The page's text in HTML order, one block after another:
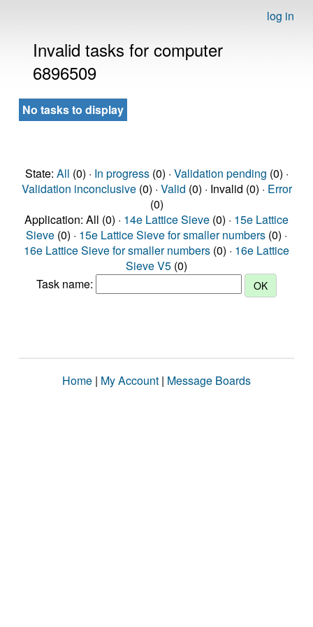
log in
Invalid tasks for computer
6896509
No tasks to display
State: All (0) · In progress(0) · Validation pending (0) ·
Validation inconclusive(0) · Valid (0) · Invalid (0) · Error
(0)
Application: All (0) · 14e Lattice Sieve (0) · 15e Lattice
Sieve (0) · 15e Lattice Sieve for smaller numbers (0) ·
16e Lattice Sieve for smaller numbers (0) · 16e Lattice
Sieve V5 (0)
Task name:
Home | My Account | Message Boards